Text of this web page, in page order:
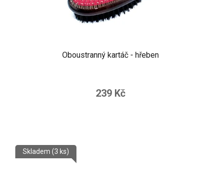
Oboustranný kartáč - hřeben
239 Kč
Skladem (3 ks)